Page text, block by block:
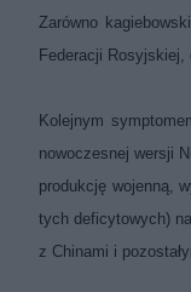
Zarówno
Federacji
Kolejnym
nowoczesnej wersji
produkcję wojenną,
tych deficytowych)
z Chinami i